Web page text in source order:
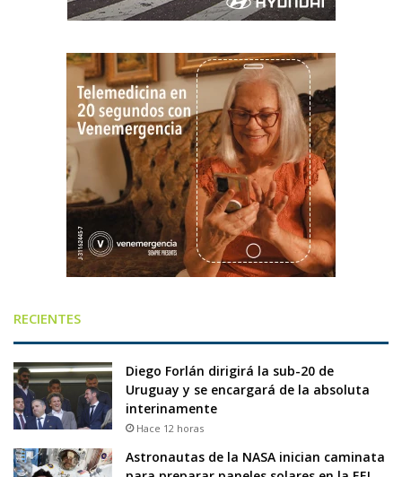
RECIENTES
Diego Forlán dirigirá la sub-20 de
Uruguay y se encargará de la absoluta
interinamente
Hace 12 horas
Astronautas de la NASA inician caminata